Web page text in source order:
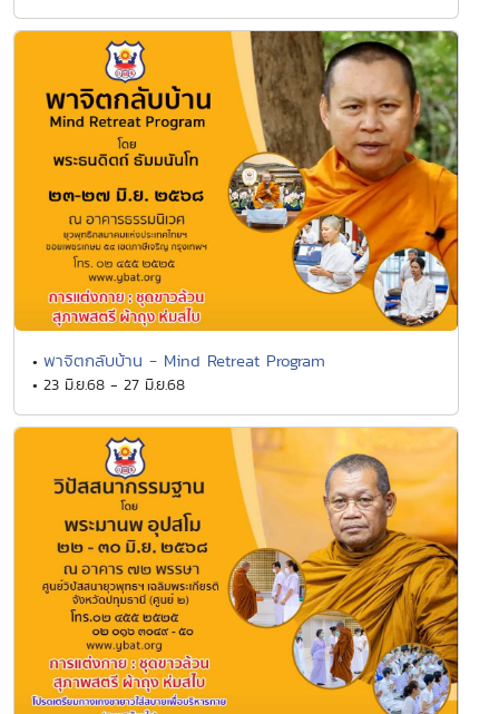
• พาจิตกลับบ้าน - Mind Retreat Program
• 23 มิ.ย.68 - 27 มิ.ย.68